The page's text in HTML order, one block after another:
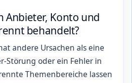
Anbieter, Konto und
behandelt?
andere Ursachen als eine
Störung oder ein Fehler in
Themenbereiche lassen